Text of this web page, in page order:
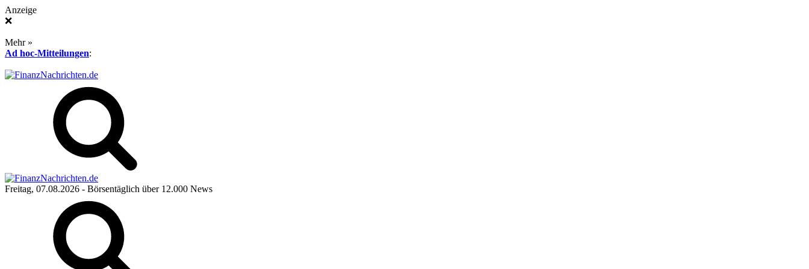
Anzeige
❌
Mehr »
Ad hoc-Mitteilungen:
Freitag, 07.08.2026 - Börsentäglich über 12.000 News